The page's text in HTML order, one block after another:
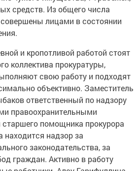
средств. Из общего числа
совершены лицами в состоянии
и кропотливой работой стоят
коллектива прокуратуры,
свою работу и подходят
объективно. Заместитель
ответственный по надзору
правоохранительными
помощника прокурора
надзор за
законодательства, за
граждан. Активно в работу